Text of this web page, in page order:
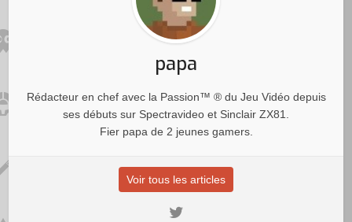
papa
Rédacteur en chef avec la Passion™ ® du Jeu Vidéo depuis
ses débuts sur Spectravideo et Sinclair ZX81.
Fier papa de 2 jeunes gamers.
Voir tous les articles